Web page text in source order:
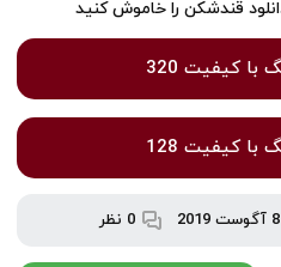
قندشکن را خاموش کنید
با کیفیت 320
با کیفیت 128
8 آگوست 2019 0 نظر